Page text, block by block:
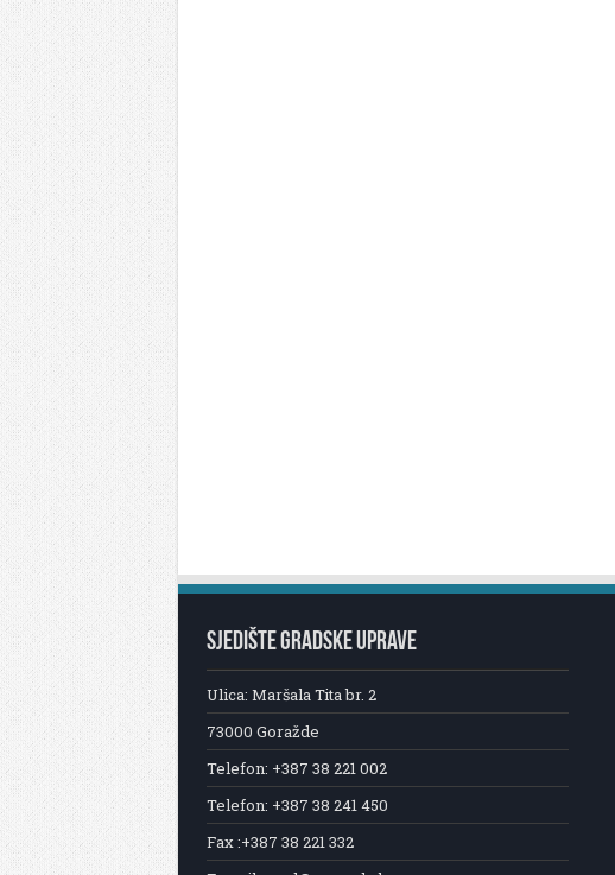
SJEDIŠTE GRADSKE UPRAVE
Ulica: Maršala Tita br. 2
73000 Goražde
Telefon: +387 38 221 002
Telefon: +387 38 241 450
Fax :+387 38 221 332